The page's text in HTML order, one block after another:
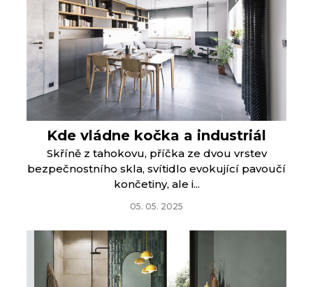
Kde vládne kočka a industriál
Skříně z tahokovu, příčka ze dvou vrstev
bezpečnostního skla, svítidlo evokující pavoučí
končetiny, ale i...
05. 05. 2025